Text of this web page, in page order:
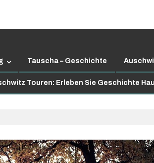
Tauscha – Geschichte
Touren: Erleben Sie Geschichte